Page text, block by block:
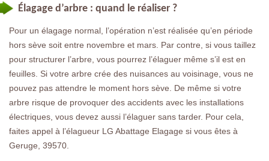
Élagage d’arbre : quand le réaliser ?
Pour un élagage normal, l’opération n’est réalisée qu’en période
hors sève soit entre novembre et mars. Par contre, si vous taillez
pour structurer l’arbre, vous pourrez l’élaguer même s’il est en
feuilles. Si votre arbre crée des nuisances au voisinage, vous ne
pouvez pas attendre le moment hors sève. De même si votre
arbre risque de provoquer des accidents avec les installations
électriques, vous devez aussi l’élaguer sans tarder. Pour cela,
faites appel à l’élagueur LG Abattage Elagage si vous êtes à
Geruge, 39570.